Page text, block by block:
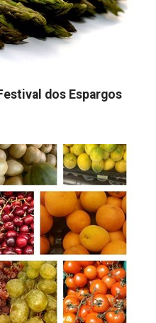
dos Espargos